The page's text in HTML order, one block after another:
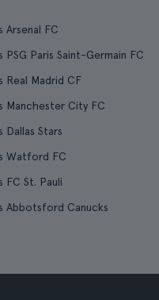
Arsenal FC
PSG Paris Saint-Germain FC
Real Madrid CF
Manchester City FC
Dallas Stars
Watford FC
FC St. Pauli
Abbotsford Canucks